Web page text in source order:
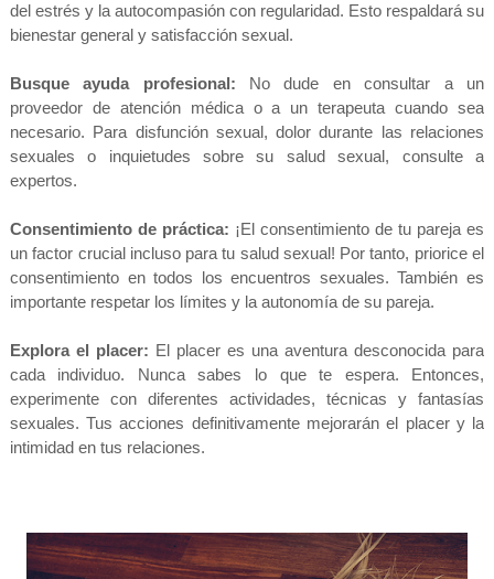
del estrés y la autocompasión con regularidad. Esto respaldará su
bienestar general y satisfacción sexual.
Busque ayuda profesional: No dude en consultar a un
proveedor de atención médica o a un terapeuta cuando sea
necesario. Para disfunción sexual, dolor durante las relaciones
sexuales o inquietudes sobre su salud sexual, consulte a
expertos.
Consentimiento de práctica: ¡El consentimiento de tu pareja es
un factor crucial incluso para tu salud sexual! Por tanto, priorice el
consentimiento en todos los encuentros sexuales. También es
importante respetar los límites y la autonomía de su pareja.
Explora el placer: El placer es una aventura desconocida para
cada individuo. Nunca sabes lo que te espera. Entonces,
experimente con diferentes actividades, técnicas y fantasías
sexuales. Tus acciones definitivamente mejorarán el placer y la
intimidad en tus relaciones.